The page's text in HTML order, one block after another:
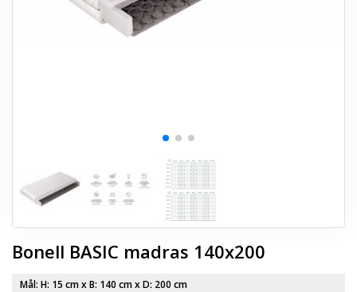
ENTREMØBLER
Bonell BASIC madras 140x200
Mål: H: 15 cmx B: 140 cmx D: 200 cm